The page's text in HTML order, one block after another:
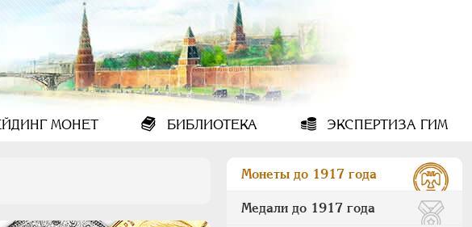
МОНЕТ БИБЛИОТЕКА ЭКСПЕРТИЗА ГИМ
Монеты до 1917 года
Медали до 1917 года